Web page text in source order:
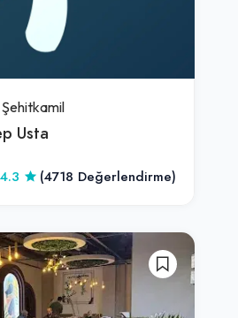
Şehitkamil
Usta
4.3 (4718 Değerlendirme)